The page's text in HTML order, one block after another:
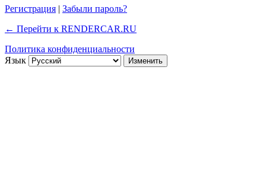
Регистрация | Забыли пароль?
← Перейти к RENDERCAR.RU
Политика конфиденциальности
Язык